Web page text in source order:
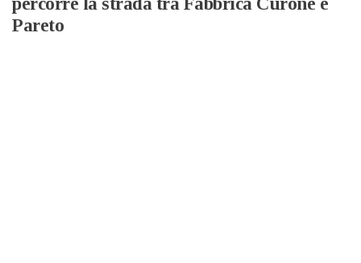
Pareto